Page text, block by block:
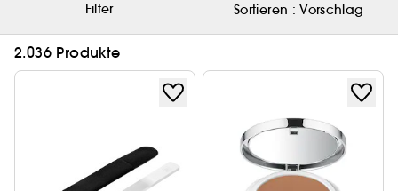
haves für jeden Anlass!
Filter Sortieren :Vorschlag
2.036 Produkte